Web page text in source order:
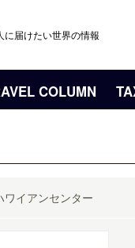
に届けたい世界の情報
COLUMN
ワイアンセンター